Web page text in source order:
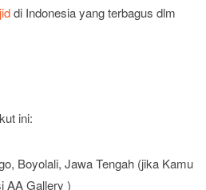
di Indonesia yang terbagus dlm
ini:
Boyolali, Jawa Tengah (jika Kamu
AA Gallery )